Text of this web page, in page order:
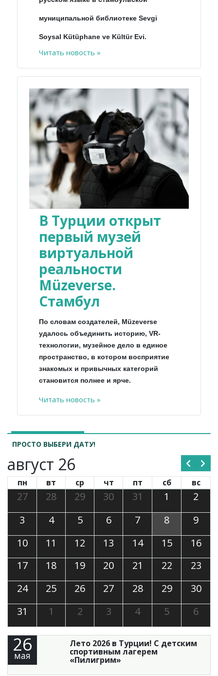
муниципальной библиотеке Sevgi
Soysal Kütüphane ve Kültür Evi.
Читать новость »
В Турции открыт
первый музей
виртуальной
реальности
Müzeverse.
Стамбул
По словам создателей, Müzeverse
удалось объединить историю, VR-
технологии, музейное дело в единое
пространство, в котором восприятие
знакомых и привычных категорий
становится полнее и ярче.
Читать новость »
ПРОСТО ВЫБЕРИ ДАТУ!
август 26
пн вт ср чт пт сб вс
27 28 29 30 31 1
2
3
4 5 6 7 8
9
10
11 12 13 14 15
16
17
18 19 20 21 22
23
24
25 26 27 28 29
30
31
1 2 3 4 5 6
26
мая
Лето 2026 в Турции! С детским
спортивным лагерем
«Пилигрим»